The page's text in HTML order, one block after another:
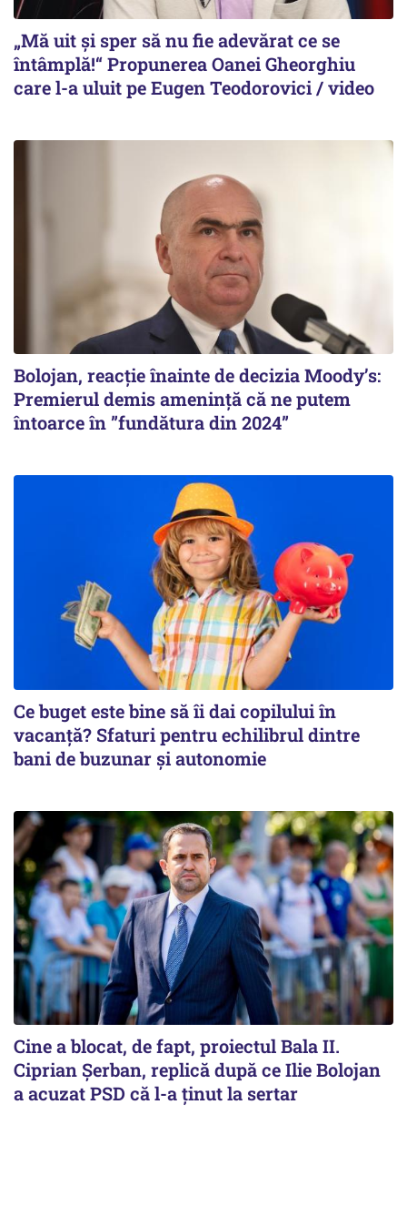
„Mă uit și sper să nu fie adevărat ce se
întâmplă!“ Propunerea Oanei Gheorghiu
care l-a uluit pe Eugen Teodorovici / video
Bolojan, reacție înainte de decizia Moody’s:
Premierul demis amenință că ne putem
întoarce în ”fundătura din 2024”
Ce buget este bine să îi dai copilului în
vacanță? Sfaturi pentru echilibrul dintre
bani de buzunar și autonomie
Cine a blocat, de fapt, proiectul Bala II.
Ciprian Șerban, replică după ce Ilie Bolojan
a acuzat PSD că l-a ținut la sertar